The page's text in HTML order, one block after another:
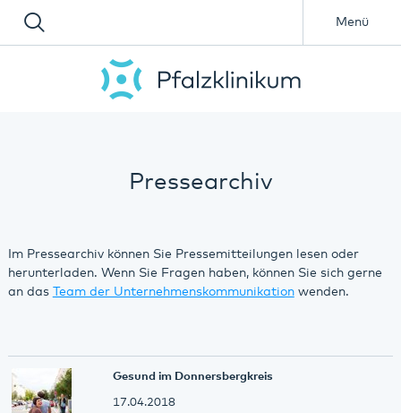
Menü
Pressearchiv
Im Pressearchiv können Sie Pressemitteilungen lesen oder
herunterladen. Wenn Sie Fragen haben, können Sie sich gerne
an das Team der Unternehmenskommunikationwenden.
Gesund im Donnersbergkreis
17.04.2018